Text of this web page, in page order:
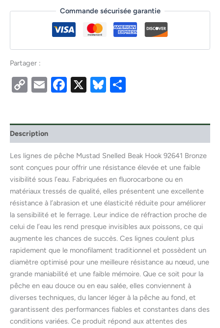
Commande sécurisée garantie
Partager :
CopyEmailFacebook
X Bluesky
Description
Les lignes de pêche Mustad Snelled Beak Hook 92641 Bronze
sont conçues pour offrir une résistance élevée et une faible
visibilité sous l’eau. Fabriquées en fluorocarbone ou en
matériaux tressés de qualité, elles présentent une excellente
résistance à l’abrasion et une élasticité réduite pour améliorer
la sensibilité et le ferrage. Leur indice de réfraction proche de
celui de l’eau les rend presque invisibles aux poissons, ce qui
augmente les chances de succès. Ces lignes coulent plus
rapidement que le monofilament traditionnel et possèdent un
diamètre optimisé pour une meilleure résistance au nœud, une
grande maniabilité et une faible mémoire. Que ce soit pour la
pêche en eau douce ou en eau salée, elles conviennent à
diverses techniques, du lancer léger à la pêche au fond, et
garantissent des performances fiables et constantes dans des
conditions variées. Ce produit répond aux attentes des